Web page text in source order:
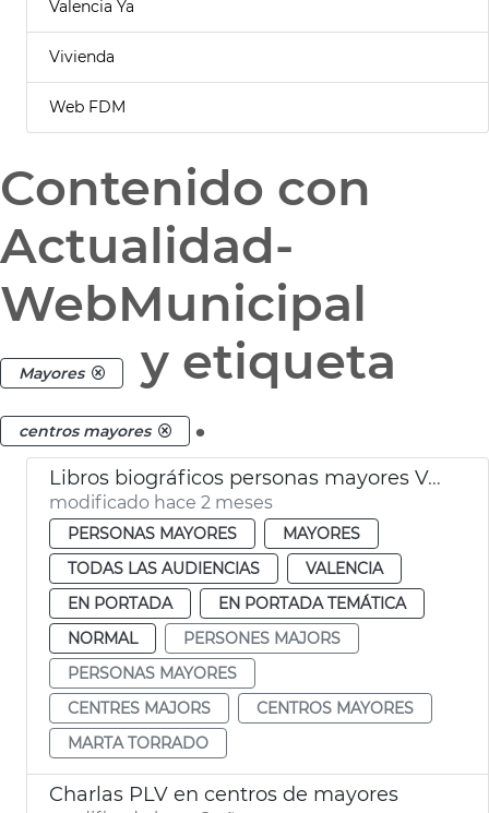
Valencia Ya
Vivienda
Web FDM
Contenido con
Actualidad-
WebMunicipal
Mayores y etiqueta
centros mayores .
Libros biográficos personas mayores València
modificado hace 2 meses
PERSONAS MAYORES
MAYORES
TODAS LAS AUDIENCIAS
VALENCIA
EN PORTADA
EN PORTADA TEMÁTICA
NORMAL
PERSONES MAJORS
PERSONAS MAYORES
CENTRES MAJORS
CENTROS MAYORES
MARTA TORRADO
Charlas PLV en centros de mayores